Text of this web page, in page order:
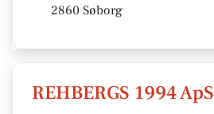
2860 Søborg
REHBERGS 1994 ApS